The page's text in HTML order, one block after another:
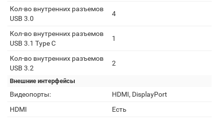
Кол-во внутренних разъемов
USB 3.0
4
Кол-во внутренних разъемов
USB 3.1 Type C
1
Кол-во внутренних разъемов
USB 3.2
2
Внешние интерфейсы
Видеопорты:
HDMI, DisplayPort
HDMI
Есть